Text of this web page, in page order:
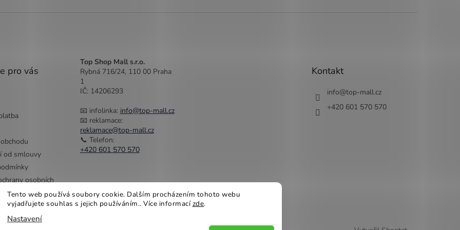
Tento web používá soubory cookie. Dalším procházením tohoto webu
vyjadřujete souhlas s jejich používáním.. Více informacízde.
Nastavení
pro vás
od smlouvy
osobních
Top Shop Mall s.r.o.
Rybná 716/24, 110 00 Praha
1
IČ: 14206293
📧 infolinka: info@top-mall.cz
📧 reklamace:
reklamace@top-mall.cz
📞 Telefon:
+420 601 570 570
Kontakt
info@top-mall.cz
+420 601 570 570